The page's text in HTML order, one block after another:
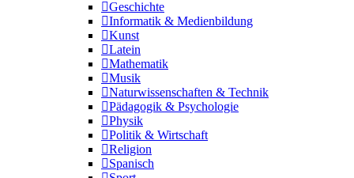
Geschichte
Informatik & Medienbildung
Kunst
Latein
Mathematik
Musik
Naturwissenschaften & Technik
Pädagogik & Psychologie
Physik
Politik & Wirtschaft
Religion
Spanisch